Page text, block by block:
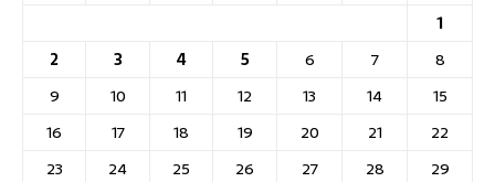
1
2
3 4 5 6 7
8
9
10 11 12 13 14
15
16
17 18 19 20 21
22
23
24 25 26 27 28
29